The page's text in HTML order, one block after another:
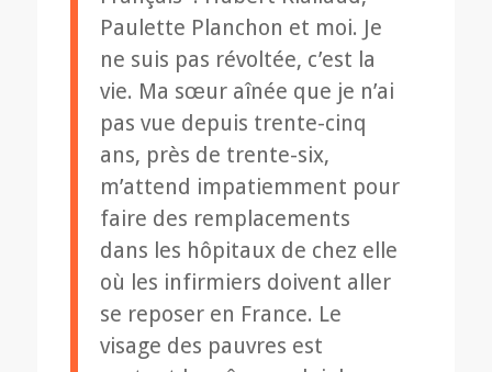
Paulette Planchon et moi. Je
ne suis pas révoltée, c’est la
vie. Ma sœur aînée que je n’ai
pas vue depuis trente-cinq
ans, près de trente-six,
m’attend impatiemment pour
faire des remplacements
dans les hôpitaux de chez elle
où les infirmiers doivent aller
se reposer en France. Le
visage des pauvres est